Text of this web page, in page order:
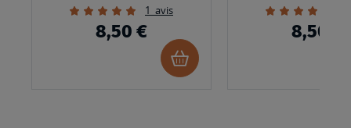
Évaluation:
100%
1 avis
8,50 €
Ajouter
au
Évaluation:
8,50 €